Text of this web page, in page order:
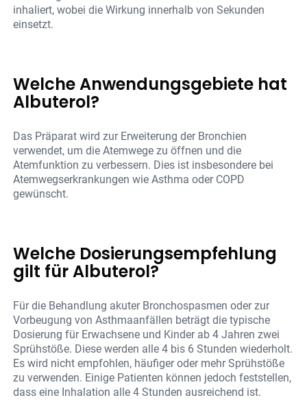
inhaliert, wobei die Wirkung innerhalb von Sekunden
einsetzt.
Welche Anwendungsgebiete hat
Albuterol?
Das Präparat wird zur Erweiterung der Bronchien
verwendet, um die Atemwege zu öffnen und die
Atemfunktion zu verbessern. Dies ist insbesondere bei
Atemwegserkrankungen wie Asthma oder COPD
gewünscht.
Welche Dosierungsempfehlung
gilt für Albuterol?
Für die Behandlung akuter Bronchospasmen oder zur
Vorbeugung von Asthmaanfällen beträgt die typische
Dosierung für Erwachsene und Kinder ab 4 Jahren zwei
Sprühstöße. Diese werden alle 4 bis 6 Stunden wiederholt.
Es wird nicht empfohlen, häufiger oder mehr Sprühstöße
zu verwenden. Einige Patienten können jedoch feststellen,
dass eine Inhalation alle 4 Stunden ausreichend ist.